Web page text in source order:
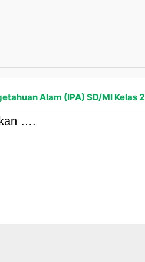
Alam (IPA) SD/MI Kelas 2
….